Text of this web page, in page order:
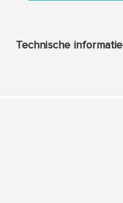
Technische informatie